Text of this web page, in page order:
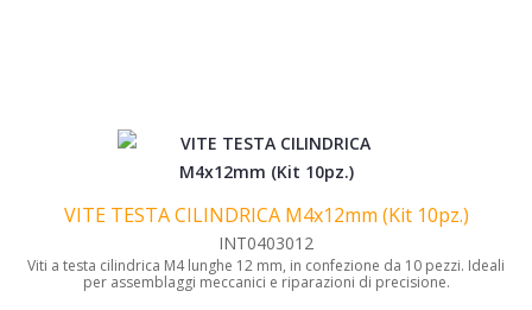
VITE TESTA CILINDRICA M4x12mm (Kit 10pz.)
INT0403012
Viti a testa cilindrica M4 lunghe 12 mm, in confezione da 10 pezzi. Ideali
per assemblaggi meccanici e riparazioni di precisione.